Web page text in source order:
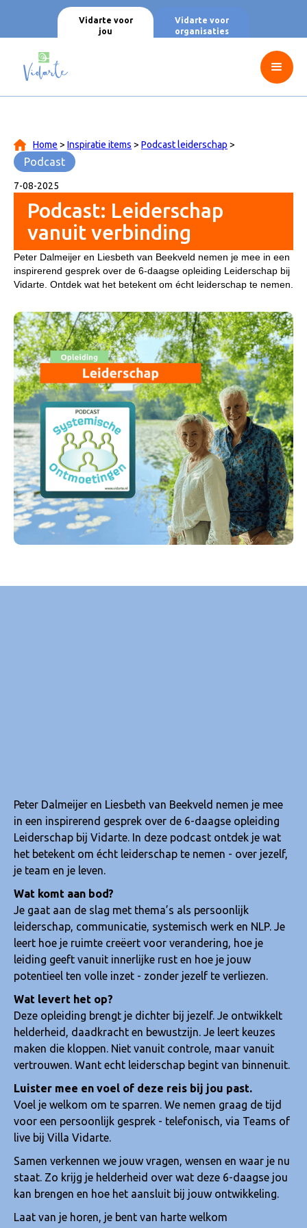
Vidarte voor
jou
Vidarte voor
organisaties
Home > Inspiratie items > Podcast leiderschap >
Podcast
7-08-2025
Podcast: Leiderschap
vanuit verbinding
Peter Dalmeijer en Liesbeth van Beekveld nemen je mee in een
inspirerend gesprek over de 6-daagse opleiding Leiderschap bij
Vidarte. Ontdek wat het betekent om écht leiderschap te nemen.
Peter Dalmeijer en Liesbeth van Beekveld nemen je mee
in een inspirerend gesprek over de 6-daagse opleiding
Leiderschap bij Vidarte. In deze podcast ontdek je wat
het betekent om écht leiderschap te nemen - over jezelf,
je team en je leven.
Wat komt aan bod?
Je gaat aan de slag met thema’s als persoonlijk
leiderschap, communicatie, systemisch werk en NLP. Je
leert hoe je ruimte creëert voor verandering, hoe je
leiding geeft vanuit innerlijke rust en hoe je jouw
potentieel ten volle inzet - zonder jezelf te verliezen.
Wat levert het op?
Deze opleiding brengt je dichter bij jezelf. Je ontwikkelt
helderheid, daadkracht en bewustzijn. Je leert keuzes
maken die kloppen. Niet vanuit controle, maar vanuit
vertrouwen. Want echt leiderschap begint van binnenuit.
Luister mee en voel of deze reis bij jou past.
Voel je welkom om te sparren. We nemen graag de tijd
voor een persoonlijk gesprek - telefonisch, via Teams of
live bij Villa Vidarte.
Samen verkennen we jouw vragen, wensen en waar je nu
staat. Zo krijg je helderheid over wat deze 6-daagse jou
kan brengen en hoe het aansluit bij jouw ontwikkeling.
Laat van je horen, je bent van harte welkom